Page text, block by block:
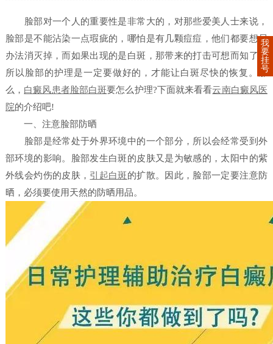
脸部对一个人的重要性是非常大的，对那些爱美人士来说，
脸部是不能沾染一点瑕疵的，哪怕是有几颗痘痘，他们都要想尽
办法消灭掉，而如果出现的是白斑，那带来的打击可想而知了，
所以脸部的护理是一定要做好的，才能让白斑尽快的恢复。那
么， 白癜风患者脸部白斑要怎么护理?下面就来看看云南白癜风医
院的介绍吧!
一、注意脸部防晒
脸部是经常处于外界环境中的一个部分，所以会经常受到外
部环境的影响。脸部发生白斑的皮肤又是为敏感的，太阳中的紫
外线会灼伤的皮肤， 引起白斑的扩散。因此，脸部一定要注意防
晒，必须要使用天然的防晒用品。
我
要
挂
号